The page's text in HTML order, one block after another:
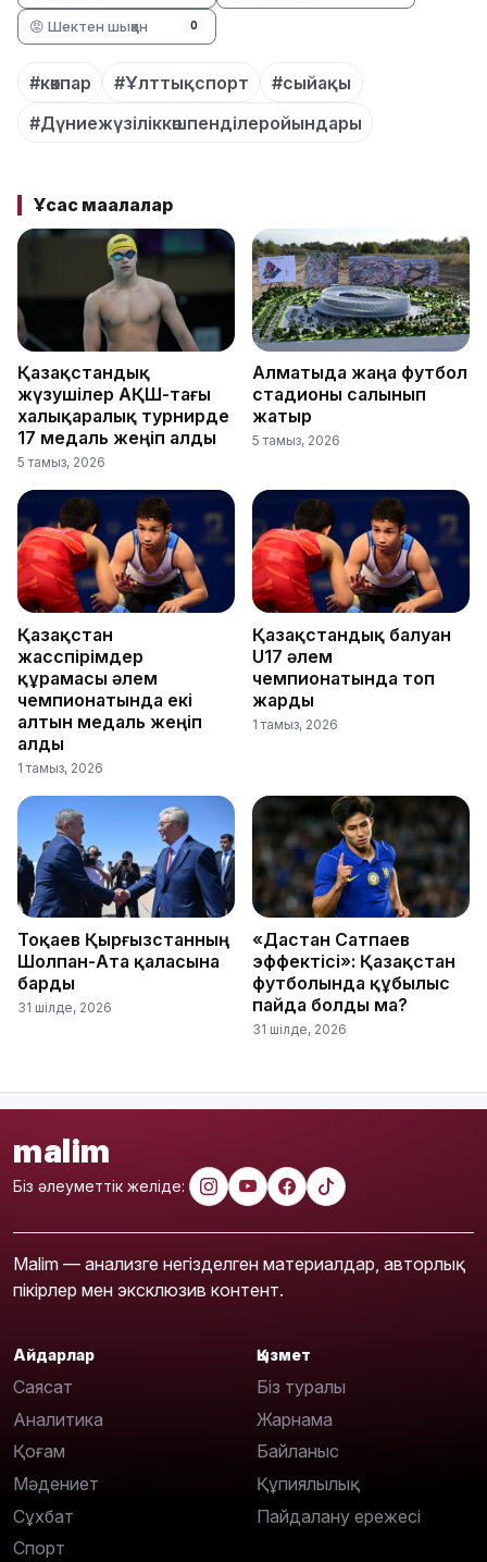
😡 Шектен шыққан 0
#көкпар #Ұлттықспорт
#сыйақы
#Дүниежүзіліккөшпенділеройындары
Ұқсас мақалалар
Қазақстандық
жүзушілер АҚШ-тағы
халықаралық турнирде
17 медаль жеңіп алды
5 тамыз, 2026
Алматыда жаңа футбол
стадионы салынып
жатыр
5 тамыз, 2026
Қазақстан
жасөспірімдер
құрамасы әлем
чемпионатында екі
алтын медаль жеңіп
алды
1 тамыз, 2026
Қазақстандық балуан
U17 әлем
чемпионатында топ
жарды
1 тамыз, 2026
Тоқаев Қырғызстанның
Шолпан-Ата қаласына
барды
31 шілде, 2026
«Дастан Сатпаев
эффектісі»: Қазақстан
футболында құбылыс
пайда болды ма?
31 шілде, 2026
malim
Біз әлеуметтік желіде:
Malim — анализге негізделген материалдар, авторлық
пікірлер мен эксклюзив контент.
Айдарлар
Саясат
Аналитика
Қоғам
Мәдениет
Сұхбат
Спорт
Қызмет
Біз туралы
Жарнама
Байланыс
Құпиялылық
Пайдалану ережесі